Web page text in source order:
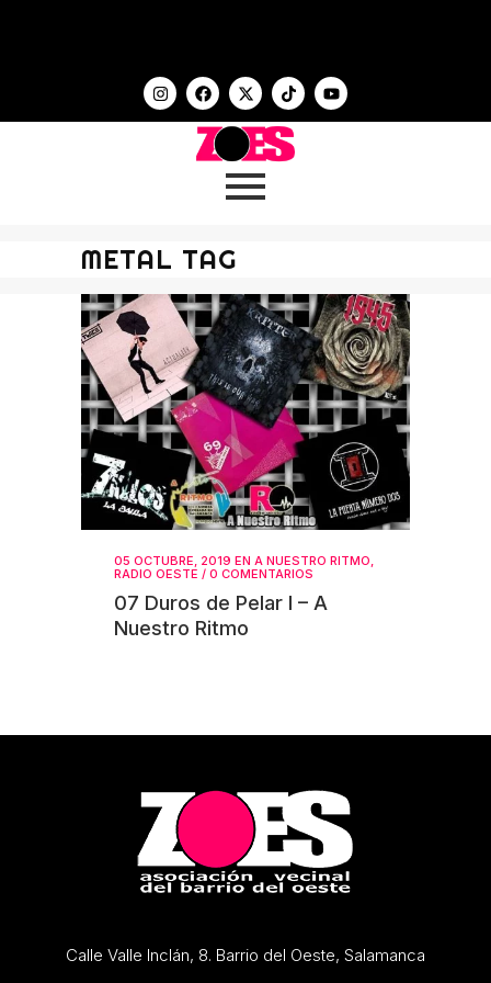
METAL TAG
05 OCTUBRE, 2019 EN A NUESTRO RITMO,
RADIO OESTE / 0 COMENTARIOS
07 Duros de Pelar I – A
Nuestro Ritmo
Calle Valle Inclán, 8. Barrio del Oeste, Salamanca